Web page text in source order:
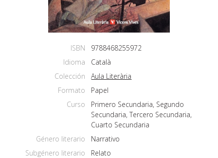
ISBN
9788468255972
Idioma
Català
Colección
Aula Literària
Formato
Papel
Curso
Primero Secundaria, Segundo
Secundaria, Tercero Secundaria,
Cuarto Secundaria
Género literario
Narrativo
Subgénero literario
Relato